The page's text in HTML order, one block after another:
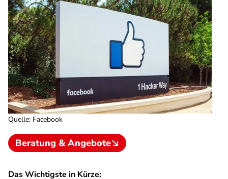
Quelle: Facebook
Beratung & Angebote
Das Wichtigste in Kürze: